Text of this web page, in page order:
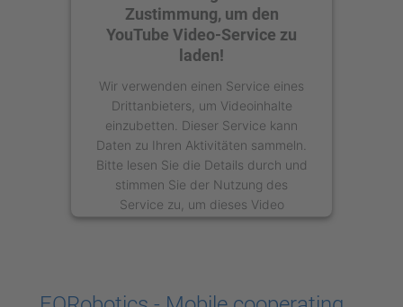
Zustimmung, um den
YouTube Video-Service zu
laden!
Wir verwenden einen Service eines
Drittanbieters, um Videoinhalte
einzubetten. Dieser Service kann
Daten zu Ihren Aktivitäten sammeln.
Bitte lesen Sie die Details durch und
stimmen Sie der Nutzung des
Service zu, um dieses Video
anzusehen.